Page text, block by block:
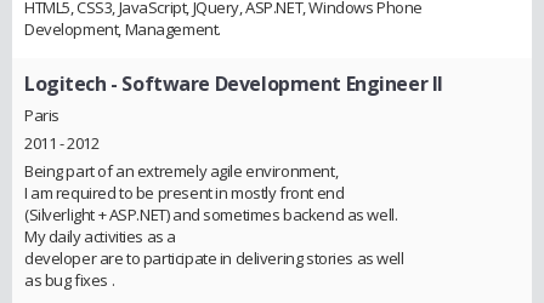
HTML5, CSS3, JavaScript, JQuery, ASP.NET, Windows Phone
Development, Management.
Logitech - Software Development Engineer II
Paris
2011 - 2012
Being part of an extremely agile environment,
I am required to be present in mostly front end
(Silverlight + ASP.NET) and sometimes backend as well.
My daily activities as a
developer are to participate in delivering stories as well
as bug fixes .